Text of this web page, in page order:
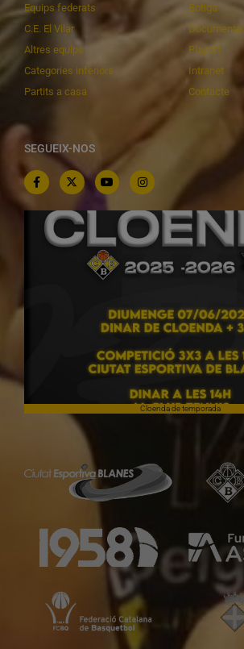
Equips federats
C.E. El Vilar
Altres equips
Categories inferiors
Partits a casa
Botiga
Playoff
Intranet
Contacte
SEGUEIX-NOS
Cloenda de temporada